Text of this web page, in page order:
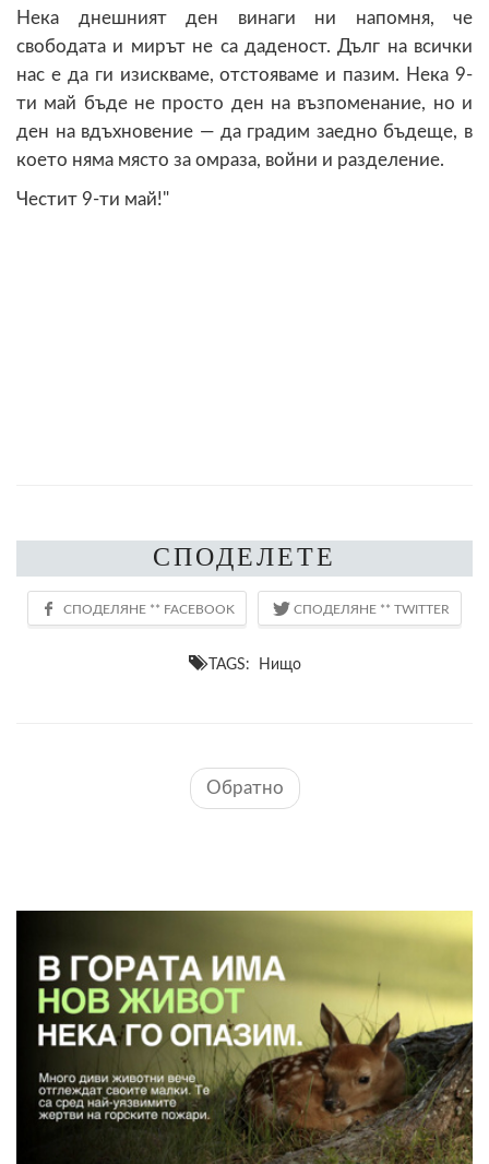
Нека днешният ден винаги ни напомня, че
свободата и мирът не са даденост. Дълг на всички
нас е да ги изискваме, отстояваме и пазим. Нека 9-
ти май бъде не просто ден на възпоменание, но и
ден на вдъхновение — да градим заедно бъдеще, в
което няма място за омраза, войни и разделение.
Честит 9-ти май!"
СПОДЕЛЕТЕ
TAGS: Нищо
Обратно